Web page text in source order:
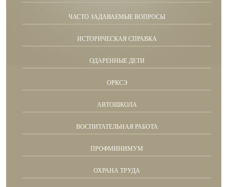
ЧАСТО ЗАДАВАЕМЫЕ ВОПРОСЫ
ИСТОРИЧЕСКАЯ СПРАВКА
ОДАРЕННЫЕ ДЕТИ
ОРКСЭ
АВТОШКОЛА
ВОСПИТАТЕЛЬНАЯ РАБОТА
ПРОФМИНИМУМ
ОХРАНА ТРУДА